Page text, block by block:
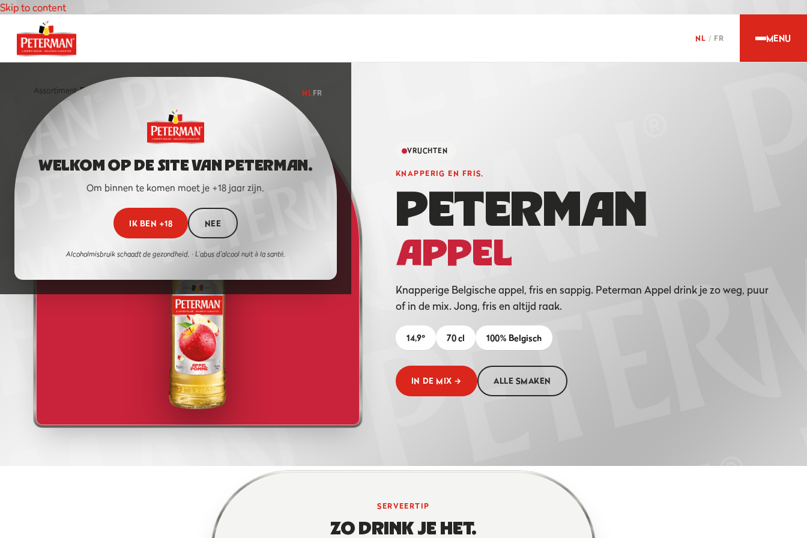
Skip to content
NL / FR MENU
HOME
OVER PETERMAN
ASSORTIMENT
PETERMAN & BITTER
LEMON
EVENTS
GESCHIEDENIS
CONTACT
NLFR
WELKOM OP DE SITE VAN PETERMAN.
Om binnen te komen moet je +18 jaar zijn.
IK BEN +18 NEE
Alcoholmisbruik schaadt de gezondheid. · L'abus d'alcool nuit à la santé.
Assortiment›Peterman Appel
VRUCHTEN
KNAPPERIG EN FRIS.
PETERMAN
APPEL
Knapperige Belgische appel, fris en sappig. Peterman Appel drink je zo weg, puur
of in de mix. Jong, fris en altijd raak.
14,9° 70 cl 100% Belgisch
IN DE MIX → ALLE SMAKEN
SERVEERTIP
ZO DRINK JE HET.